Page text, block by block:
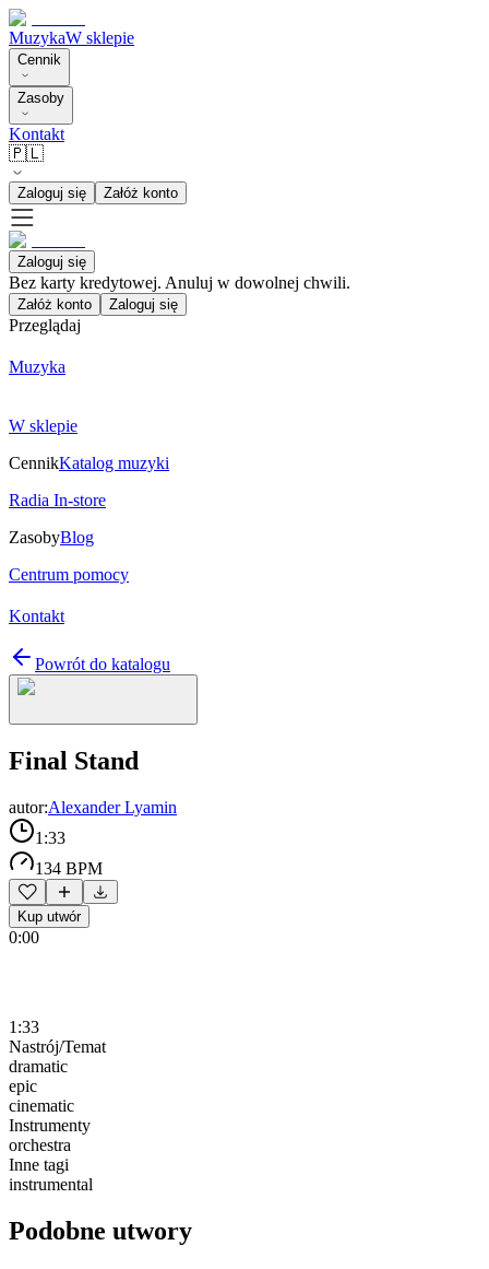
MuzykaW sklepie
Cennik
Zasoby
Kontakt
🇵🇱
Zaloguj się Załóż konto
Zaloguj się
Bez karty kredytowej. Anuluj w dowolnej chwili.
Załóż konto Zaloguj się
Przeglądaj
Muzyka
W sklepie
CennikKatalog muzyki
Radia In-store
ZasobyBlog
Centrum pomocy
Kontakt
Powrót do katalogu
Final Stand
autor:Alexander Lyamin
1:33
134 BPM
Kup utwór
0:00
1:33
Nastrój/Temat
dramatic
epic
cinematic
Instrumenty
orchestra
Inne tagi
instrumental
Podobne utwory